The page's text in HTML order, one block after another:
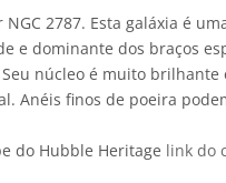
2787. Esta galáxia é
e dominante dos braços
núcleo é muito brilhante
Anéis finos de poeira
do Hubble Heritage link do